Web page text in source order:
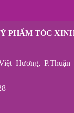
PHẨM TÓC
Hương, P.Thuận